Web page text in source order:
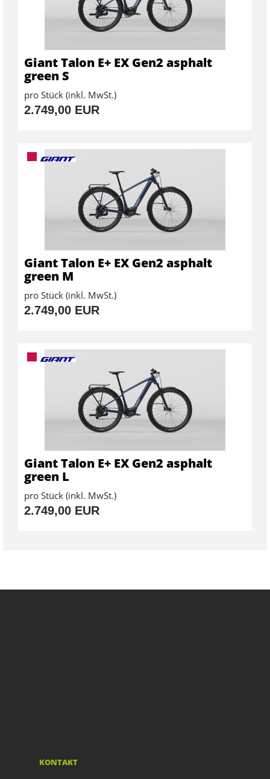
Giant Talon E+ EX Gen2 asphalt
green S
pro Stück (inkl. MwSt.)
2.749,00 EUR
Giant Talon E+ EX Gen2 asphalt
green M
pro Stück (inkl. MwSt.)
2.749,00 EUR
Giant Talon E+ EX Gen2 asphalt
green L
pro Stück (inkl. MwSt.)
2.749,00 EUR
KONTAKT